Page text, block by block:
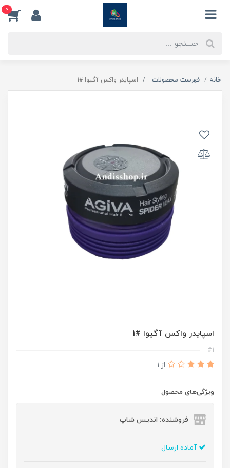
0
خانه فهرست محصولات اسپایدر واکس آگیوا #1
اسپایدر واکس آگیوا #1
#1
از 1
ویژگی‌های محصول
فروشنده: اندیس شاپ
آماده ارسال